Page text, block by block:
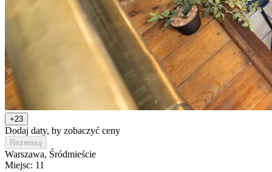
+23
Dodaj daty, by zobaczyć ceny
Rezerwuj
Warszawa, Śródmieście
Miejsc: 11